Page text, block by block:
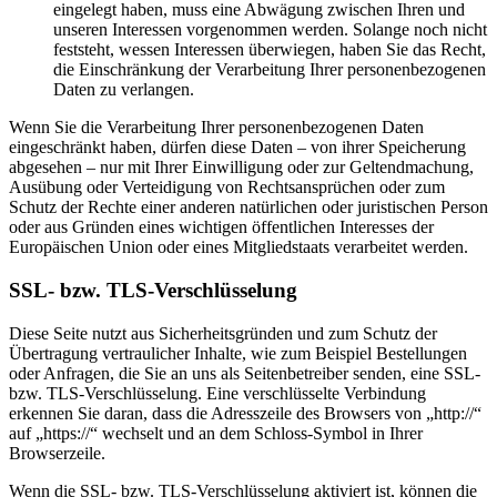
eingelegt haben, muss eine Abwägung zwischen Ihren und
unseren Interessen vorgenommen werden. Solange noch nicht
feststeht, wessen Interessen überwiegen, haben Sie das Recht,
die Einschränkung der Verarbeitung Ihrer personenbezogenen
Daten zu verlangen.
Wenn Sie die Verarbeitung Ihrer personenbezogenen Daten
eingeschränkt haben, dürfen diese Daten – von ihrer Speicherung
abgesehen – nur mit Ihrer Einwilligung oder zur Geltendmachung,
Ausübung oder Verteidigung von Rechtsansprüchen oder zum
Schutz der Rechte einer anderen natürlichen oder juristischen Person
oder aus Gründen eines wichtigen öffentlichen Interesses der
Europäischen Union oder eines Mitgliedstaats verarbeitet werden.
SSL- bzw. TLS-Verschlüsselung
Diese Seite nutzt aus Sicherheitsgründen und zum Schutz der
Übertragung vertraulicher Inhalte, wie zum Beispiel Bestellungen
oder Anfragen, die Sie an uns als Seitenbetreiber senden, eine SSL-
bzw. TLS-Verschlüsselung. Eine verschlüsselte Verbindung
erkennen Sie daran, dass die Adresszeile des Browsers von „http://“
auf „https://“ wechselt und an dem Schloss-Symbol in Ihrer
Browserzeile.
Wenn die SSL- bzw. TLS-Verschlüsselung aktiviert ist, können die